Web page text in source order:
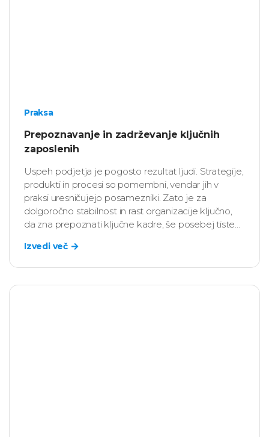
Praksa
Prepoznavanje in zadrževanje ključnih
zaposlenih
Uspeh podjetja je pogosto rezultat ljudi. Strategije,
produkti in procesi so pomembni, vendar jih v
praksi uresničujejo posamezniki. Zato je za
dolgoročno stabilnost in rast organizacije ključno,
da zna prepoznati ključne kadre, še posebej tiste
njihov formalni naziv ali opis delovnega mesta.
Izvedi več